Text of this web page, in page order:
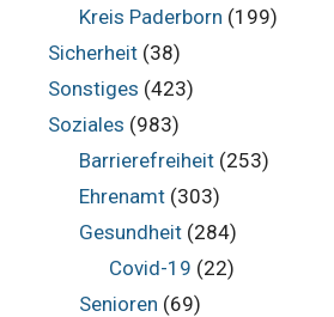
Kreis Paderborn (199)
Sicherheit (38)
Sonstiges (423)
Soziales (983)
Barrierefreiheit(253)
Ehrenamt(303)
Gesundheit(284)
Covid-19 (22)
Senioren (69)